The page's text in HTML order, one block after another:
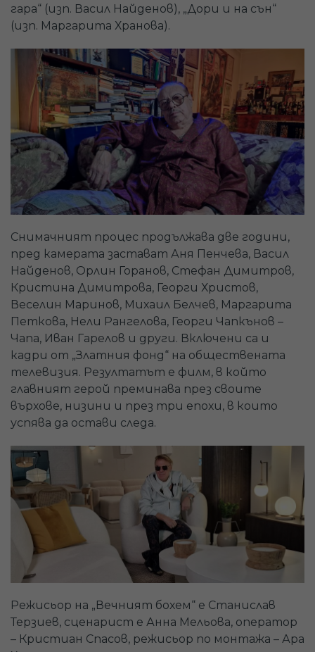
гара“ (изп. Васил Найденов), „Дори и на сън“
(изп. Маргарита Хранова).
Снимачният процес продължава две години,
пред камерата застават Аня Пенчева, Васил
Найденов, Орлин Горанов, Стефан Димитров,
Кристина Димитрова, Георги Христов,
Веселин Маринов, Михаил Белчев, Маргарита
Петкова, Нели Рангелова, Георги Чапкънов –
Чапа, Иван Гарелов и други. Включени са и
кадри от „Златния фонд“ на обществената
телевизия. Резултатът е филм, в който
главният герой преминава през своите
върхове, низини и през три епохи, в които
успява да остави следа.
Режисьор на „Вечният бохем“ е Станислав
Терзиев, сценарист е Анна Мельова, оператор
– Кристиан Спасов, режисьор по монтажа – Ара